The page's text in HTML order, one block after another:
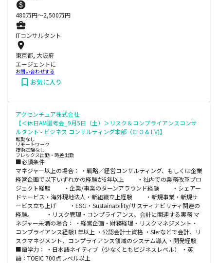
480万円〜2,500万円
ITコンサルタント
東京都, 大阪府
エージェントに
お問い合わせする
お気に入り
アクセンチュア株式会社
【＜休日AM選考会_9月5日（土）＞リスク＆コンプライアンスコンサ
ルタント - ビジネス コンサルティング本部（CFO & EV)】
転勤なし
リモートワーク
技術試験なし
フレックス出勤・時差出勤
■必須条件
マネジャー以上の場合： ・戦略／経営コンサルティング、もしくは企業
経営企画で以下いずれかの経験が6年以上 ・社内での業務改革プロ
ジェクト経験 ・企業/事業のターンアラウンド経験 ・シェアー
ドサービス・海外現地法人・新組織立上経験 ・新規事業・新規サ
ービス立ち上げ ・ESG・Sustainability/サスティナビリティ関連の
経験。 ・リスク管理・コンプライアンス、会計に関連する実務 マ
ネジャー未満の場合： ・経営企画・財務経理・リスクマネジメント・
コンプライアンス経験1年以上 ・公認会計士資格 ・SIerなどで会計、リ
スクマネジメント、コンプライアンス領域のシステム導入・開発経験
■語学力： ・日本語ネイティブ（少なくともビジネスレベル） ・英
語：TOEIC 700点レベル以上